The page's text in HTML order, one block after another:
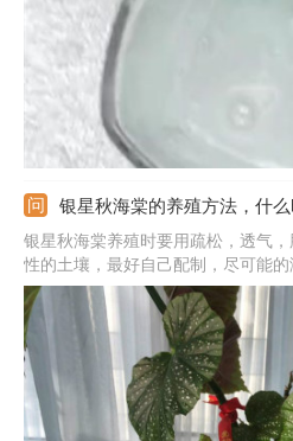
子上。
银星秋海棠的养殖方法，什
银星秋海棠养殖时要用疏松，透气
性的土壤，最好自己配制，尽可能的
放在散光处多晒太阳，强光的时候
度之间的最适宜，夏冬季注意控温
大，要勤浇水，让土壤湿润些，但